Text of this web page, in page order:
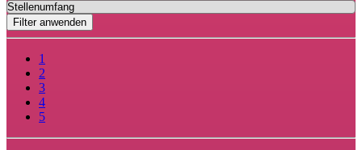
Filter anwenden
1
2
3
4
5